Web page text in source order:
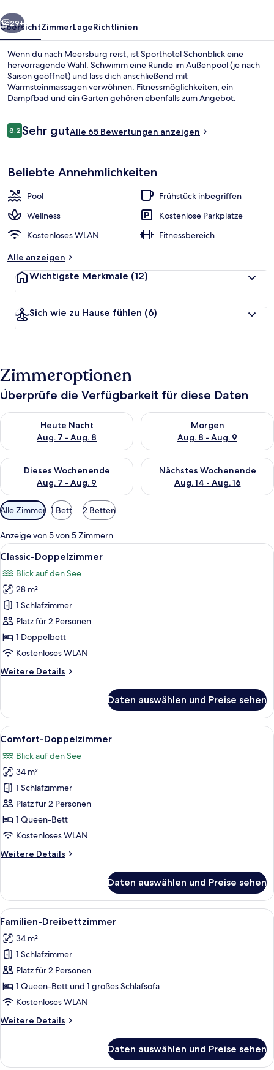
Weiter
29+
ÜbersichtZimmerLageRichtlinien
Wenn du nach Meersburg reist, ist Sporthotel Schönblick eine
hervorragende Wahl. Schwimm eine Runde im Außenpool (je nach
Saison geöffnet) und lass dich anschließend mit
Warmsteinmassagen verwöhnen. Fitnessmöglichkeiten, ein
Dampfbad und ein Garten gehören ebenfalls zum Angebot.
Bewertungen
8,28,2 von 10.
Sehr gutAlle 65 Bewertungen anzeigen
Beliebte Annehmlichkeiten
Pool
Frühstück inbegriffen
Wellness
Kostenlose Parkplätze
Kostenloses WLAN
Fitnessbereich
Alle anzeigen
Wichtigste Merkmale (12)
Sich wie zu Hause fühlen (6)
Zimmeroptionen
Überprüfe die Verfügbarkeit für diese Daten
Heute Nacht
Aug. 7 - Aug. 8
Überprüfe die Verfügbarkeit für heute Nacht, Aug. 7 - Aug. 8.
Morgen
Aug. 8 - Aug. 9
Überprüfe die Verfügbarkeit
Dieses Wochenende
Aug. 7 - Aug. 9
Überprüfe die Verfügbarkeit für dieses Wochenende, Aug. 7
Nächstes Wochenende
Aug. 14 - Aug. 16
Überprüfe die Verfügbarkeit
Verfügbare
Filter
für
Zimmer
Alle Zimmer 1 Bett 2 Betten
Anzeige von 5 von 5 Zimmern
Alle
Fotos
für
Classic-
Doppelzimmer
anzeigen
Ein Hotelzimmer mit Bett,
5
Classic-Doppelzimmer
Blick auf den See
28 m²
1 Schlafzimmer
Platz für 2 Personen
1 Doppelbett
Kostenloses WLAN
Weitere Details
Weitere
Doppelzimmer
Daten auswählen und Preise sehen
Alle
Fotos
für
Comfort-
Doppelzimmer
anzeigen
Ein Hotelzimmer mit Bett, Sofa,
5
Comfort-Doppelzimmer
Blick auf den See
34 m²
1 Schlafzimmer
Platz für 2 Personen
1 Queen-Bett
Kostenloses WLAN
Weitere Details
Weitere
Doppelzimmer
Daten auswählen und Preise sehen
Alle
Fotos
für
Familien-
Dreibettzimmer
anzeigen
Ein Hotelzimmer mit Bett, Sofa,
2
Familien-Dreibettzimmer
34 m²
1 Schlafzimmer
Platz für 2 Personen
1 Queen-Bett und 1 großes Schlafsofa
Kostenloses WLAN
Weitere Details
Weitere
Dreibettzimmer
Daten auswählen und Preise sehen